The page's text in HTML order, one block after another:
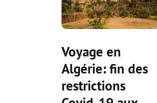
Voyage en
Algérie: fin des
restrictions